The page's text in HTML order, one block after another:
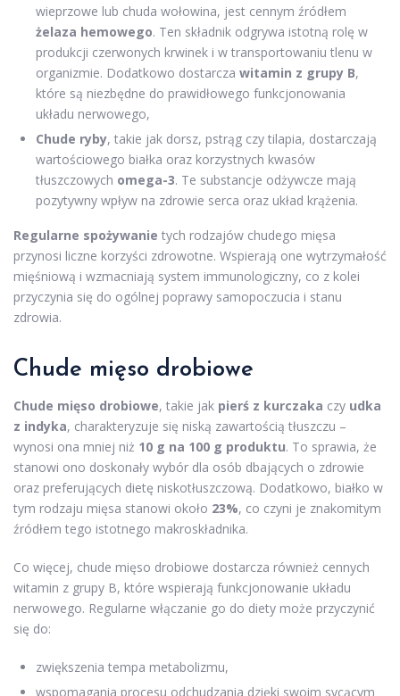
wieprzowe lub chuda wołowina, jest cennym źródłem
żelaza hemowego. Ten składnik odgrywa istotną rolę w
produkcji czerwonych krwinek i w transportowaniu tlenu w
organizmie. Dodatkowo dostarcza witamin z grupy B,
które są niezbędne do prawidłowego funkcjonowania
układu nerwowego,
Chude ryby, takie jak dorsz, pstrąg czy tilapia, dostarczają
wartościowego białka oraz korzystnych kwasów
tłuszczowych omega-3. Te substancje odżywcze mają
pozytywny wpływ na zdrowie serca oraz układ krążenia.
Regularne spożywanie tych rodzajów chudego mięsa
przynosi liczne korzyści zdrowotne. Wspierają one wytrzymałość
mięśniową i wzmacniają system immunologiczny, co z kolei
przyczynia się do ogólnej poprawy samopoczucia i stanu
zdrowia.
Chude mięso drobiowe
Chude mięso drobiowe, takie jak pierś z kurczaka czy udka
z indyka, charakteryzuje się niską zawartością tłuszczu –
wynosi ona mniej niż 10 g na 100 g produktu. To sprawia, że
stanowi ono doskonały wybór dla osób dbających o zdrowie
oraz preferujących dietę niskotłuszczową. Dodatkowo, białko w
tym rodzaju mięsa stanowi około 23%, co czyni je znakomitym
źródłem tego istotnego makroskładnika.
Co więcej, chude mięso drobiowe dostarcza również cennych
witamin z grupy B, które wspierają funkcjonowanie układu
nerwowego. Regularne włączanie go do diety może przyczynić
się do:
zwiększenia tempa metabolizmu,
wspomagania procesu odchudzania dzięki swoim sycącym